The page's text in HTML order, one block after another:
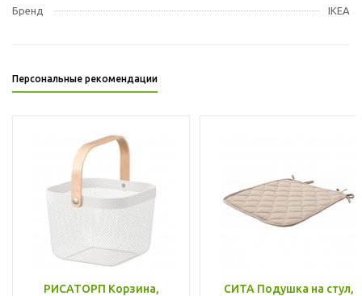
Бренд IKEA
Персональные рекомендации
РИСАТОРП Корзина,
СИТА Подушка на стул,